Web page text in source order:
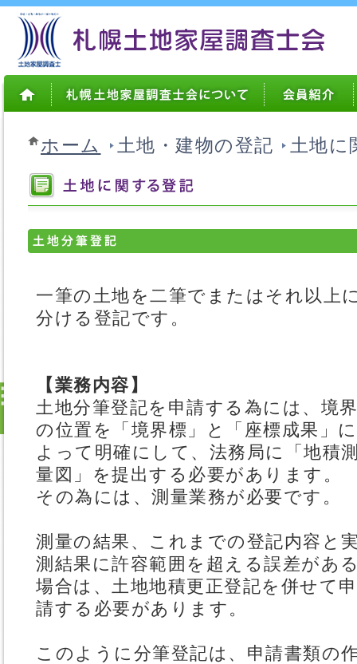
ホーム 土地・建物の登記 土地に
一筆の土地を二筆でまたはそれ以上
分ける登記です。
【業務内容】
土地分筆登記を申請する為には、境
の位置を「境界標」と「座標成果」に
よって明確にして、法務局に「地積
量図」を提出する必要があります。
その為には、測量業務が必要です。
測量の結果、これまでの登記内容と
測結果に許容範囲を超える誤差があ
場合は、土地地積更正登記を併せて申
請する必要があります。
このように分筆登記は、申請書類の